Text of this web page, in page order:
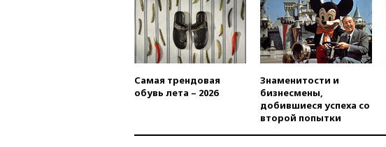
Самая трендовая
обувь лета – 2026
Знаменитости и
бизнесмены,
добившиеся успеха со
второй попытки